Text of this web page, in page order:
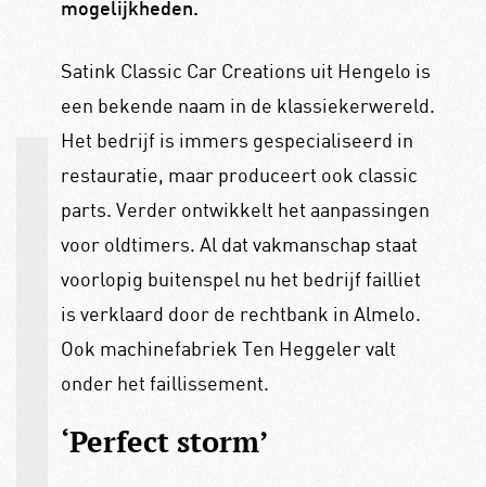
mogelijkheden.
Satink Classic Car Creations uit Hengelo is
een bekende naam in de klassiekerwereld.
Het bedrijf is immers gespecialiseerd in
restauratie, maar produceert ook classic
parts. Verder ontwikkelt het aanpassingen
voor oldtimers. Al dat vakmanschap staat
voorlopig buitenspel nu het bedrijf failliet
is verklaard door de rechtbank in Almelo.
Ook machinefabriek Ten Heggeler valt
onder het faillissement.
‘Perfect storm’